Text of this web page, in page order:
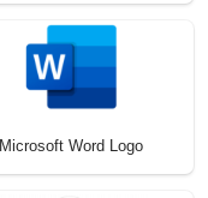
Microsoft Word Logo